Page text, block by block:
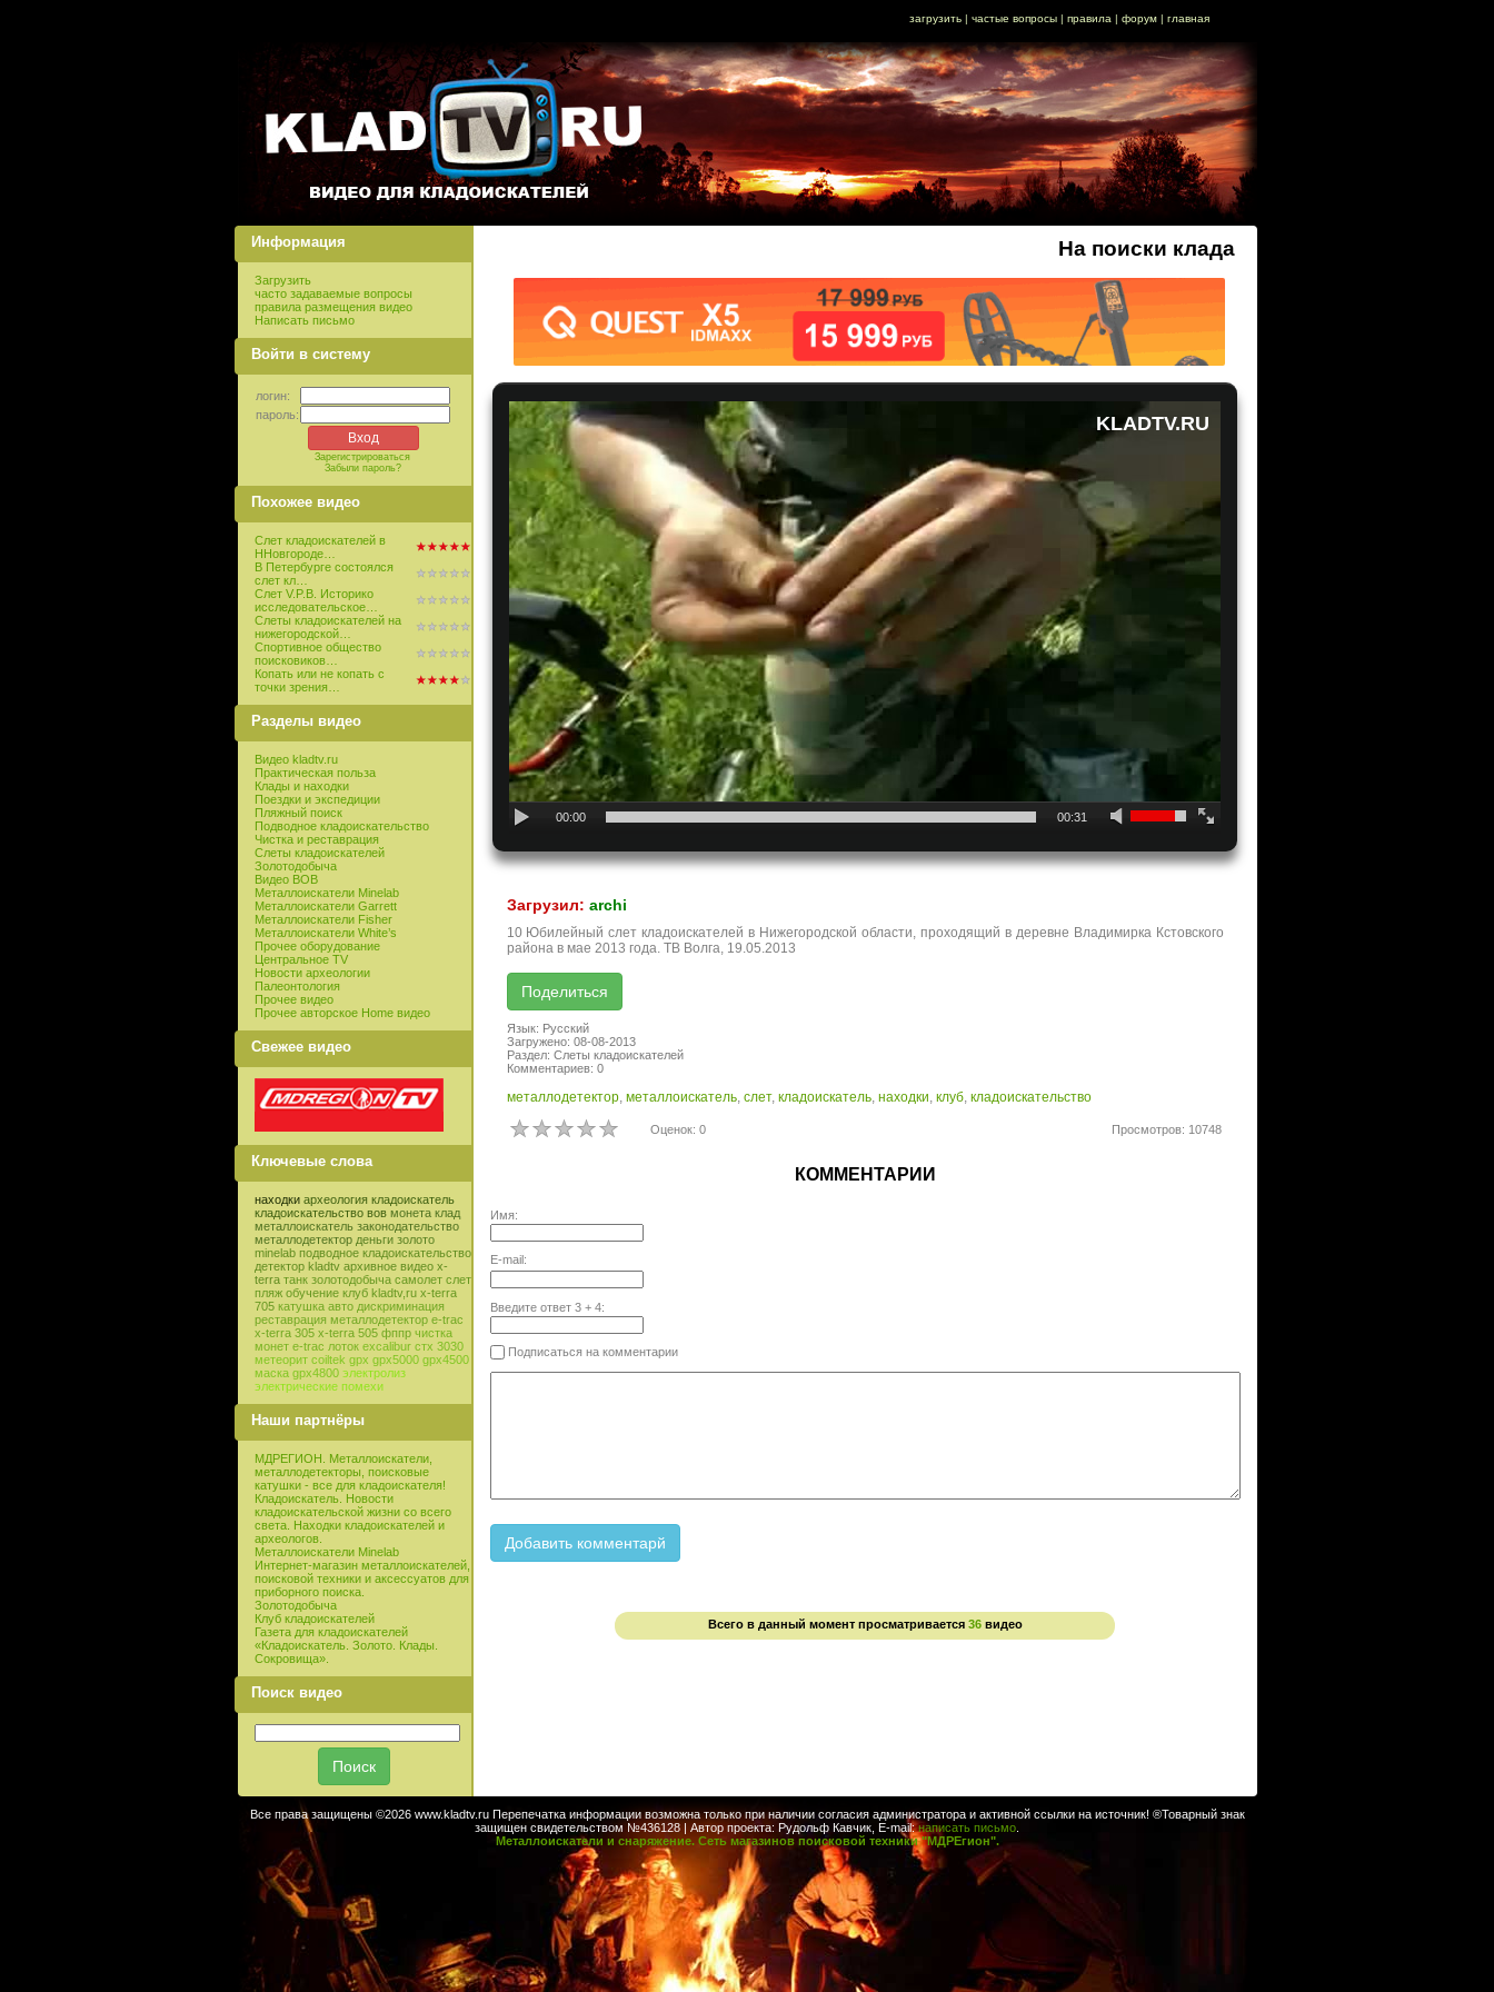
загрузить| частые вопросы| правила | форум| главная
Информация
Загрузить
часто задаваемые вопросы
правила размещения видео
Написать письмо
Войти в систему
логин:
пароль:
Зарегистрироваться
Забыли пароль?
Похожее видео
Слет кладоискателей в
ННовгороде…
В Петербурге состоялся
слет кл…
Слет V.P.B. Историко
исследовательское…
Слеты кладоискателей на
нижегородской…
Спортивное общество
поисковиков…
Копать или не копать с
точки зрения…
Разделы видео
Видео kladtv.ru
Практическая польза
Клады и находки
Поездки и экспедиции
Пляжный поиск
Подводное кладоискательство
Чистка и реставрация
Слеты кладоискателей
Золотодобыча
Видео ВОВ
Металлоискатели Minelab
Металлоискатели Garrett
Металлоискатели Fisher
Металлоискатели White’s
Прочее оборудование
Центральное TV
Новости археологии
Палеонтология
Прочее видео
Прочее авторское Home видео
Свежее видео
Ключевые слова
находки археология кладоискатель
кладоискательство вов монета клад
металлоискатель законодательство
металлодетектор деньги золото
minelab подводное кладоискательство
детектор kladtv архивное видео x-
terra танк золотодобыча самолет слет
пляж обучение клуб kladtv,ru x-terra
705 катушка авто дискриминация
реставрация металлодетектор e-trac
x-terra 305 x-terra 505 фппр чистка
монет e-trac лоток excalibur стх 3030
метеорит coiltek gpx gpx5000 gpx4500
маска gpx4800 электролиз
электрические помехи
Наши партнёры
МДРЕГИОН. Металлоискатели,
металлодетекторы, поисковые
катушки - все для кладоискателя!
Кладоискатель. Новости
кладоискательской жизни со всего
света. Находки кладоискателей и
археологов.
Металлоискатели Minelab
Интернет-магазин металлоискателей,
поисковой техники и аксессуатов для
приборного поиска.
Золотодобыча
Клуб кладоискателей
Газета для кладоискателей
«Кладоискатель. Золото. Клады.
Сокровища».
Поиск видео
На поиски клада
KLADTV.RU
00:00 00:31
Загрузил: archi
10 Юбилейный слет кладоискателей в Нижегородской области, проходящий в деревне Владимирка Кстовского
района в мае 2013 года. ТВ Волга, 19.05.2013
Язык: Русский
Загружено: 08-08-2013
Раздел: Слеты кладоискателей
Комментариев: 0
металлодетектор, металлоискатель, слет, кладоискатель, находки, клуб, кладоискательство
Оценок: 0 Просмотров: 10748
КОММЕНТАРИИ
Имя:
E-mail:
Введите ответ 3+ 4:
Подписаться на комментарии
Всего в данный момент просматривается 36видео
Все права защищены ©2026 www.kladtv.ru Перепечатка информации возможна только при наличии согласия администратора и активной ссылки на источник! ®Товарный знак
защищен свидетельством №436128 | Автор проекта: Рудольф Кавчик, E-mail:написать письмо
Металлоискатели и снаряжение. Сеть магазинов поисковой техники "МДРЕгион".